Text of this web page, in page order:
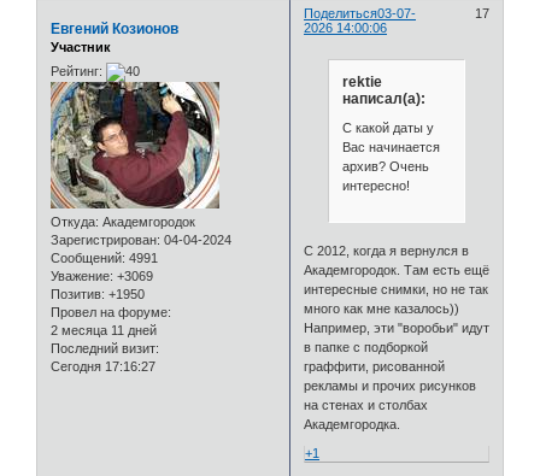
Поделиться 17
03-07-
2026 14:00:06
Евгений Козионов
Участник
Рейтинг:
Откуда: Академгородок
Зарегистрирован: 04-04-2024
Сообщений: 4991
Уважение: +3069
Позитив: +1950
Провел на форуме:
2 месяца 11 дней
Последний визит:
Сегодня 17:16:27
rektie
написал(а):
С какой даты у
Вас начинается
архив? Очень
интересно!
С 2012, когда я вернулся в
Академгородок. Там есть ещё
интересные снимки, но не так
много как мне казалось))
Например, эти "воробьи" идут
в папке с подборкой
граффити, рисованной
рекламы и прочих рисунков
на стенах и столбах
Академгородка.
+1